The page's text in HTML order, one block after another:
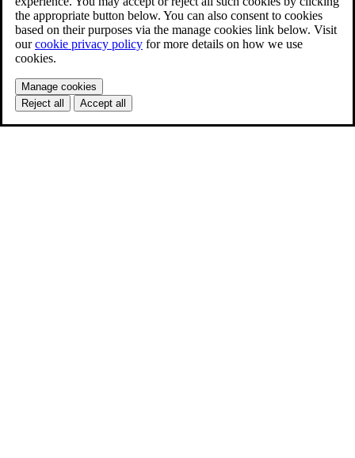
the appropriate button below. You can also consent to cookies
based on their purposes via the manage cookies link below. Visit
ourcookie privacy policy for more details on how we use
cookies.
Manage cookies
Reject all
Accept all